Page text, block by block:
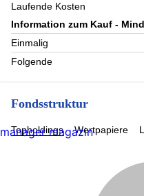
Laufende Kosten
Information zum Kauf -
Einmalig
Folgende
Fondsstruktur
Topholdings Wertpapiere
manager magazin